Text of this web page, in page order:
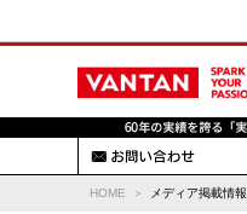
HOME メディア掲載情報